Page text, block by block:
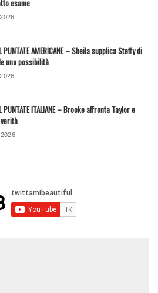
esame
PUNTATE AMERICANE – Sheila supplica Steffy di
una possibilità
PUNTATE ITALIANE – Brooke affronta Taylor e